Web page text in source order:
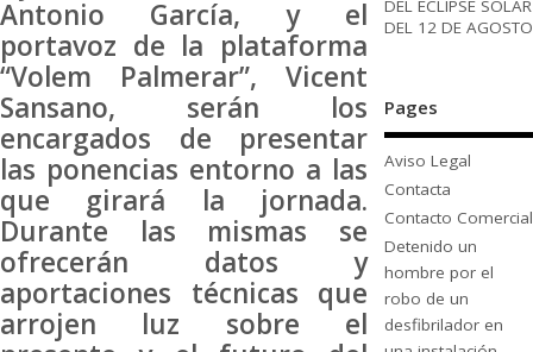
Antonio García, y el
portavoz de la plataforma
“Volem Palmerar”, Vicent
Sansano, serán los
encargados de presentar
las ponencias entorno a las
que girará la jornada.
Durante las mismas se
ofrecerán datos y
aportaciones técnicas que
arrojen luz sobre el
DEL ECLIPSE SOLAR
DEL 12 DE AGOSTO
Pages
Aviso Legal
Contacta
Contacto Comercial
Detenido un
hombre por el
robo de un
desfibrilador en